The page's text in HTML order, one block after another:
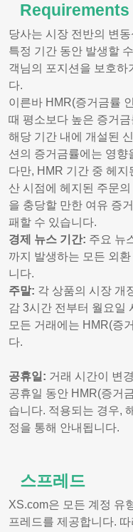
당사는 시장 전반의 변
특정 기간 동안 발생할
객님의 포지션을 보호하
다.
이른바 HMR(증거금률
때 평소보다 높은 증거
해당 기간 내에 개설된
션의 증거금률에는 영향
다만, HMR 기간 중 헤
산 시점에 헤지된 주문
을 충당할 만한 여유 증
패할 수 있습니다.
경제 뉴스 기간: 주요 뉴
까지 발생하는 모든 외
니다.
주말: 각 상품의 시장 개
감 3시간 전부터 월요일
모든 거래에는 HMR(증
다.
공휴일: 거래 시간이 변
공휴일 동안 HMR(증거
습니다. 적용되는 경우,
정을 통해 안내됩니다.
스프레드
XS.com은 모든 계정 유
프레드를 제공합니다.